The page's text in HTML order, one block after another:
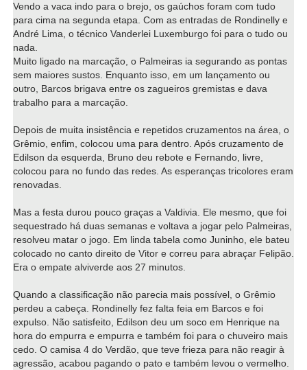
Vendo a vaca indo para o brejo, os gaúchos foram com tudo
para cima na segunda etapa. Com as entradas de Rondinelly e
André Lima, o técnico Vanderlei Luxemburgo foi para o tudo ou
nada.
Muito ligado na marcação, o Palmeiras ia segurando as pontas
sem maiores sustos. Enquanto isso, em um lançamento ou
outro, Barcos brigava entre os zagueiros gremistas e dava
trabalho para a marcação.
Depois de muita insistência e repetidos cruzamentos na área, o
Grêmio, enfim, colocou uma para dentro. Após cruzamento de
Edilson da esquerda, Bruno deu rebote e Fernando, livre,
colocou para no fundo das redes. As esperanças tricolores eram
renovadas.
Mas a festa durou pouco graças a Valdivia. Ele mesmo, que foi
sequestrado há duas semanas e voltava a jogar pelo Palmeiras,
resolveu matar o jogo. Em linda tabela como Juninho, ele bateu
colocado no canto direito de Vitor e correu para abraçar Felipão.
Era o empate alviverde aos 27 minutos.
Quando a classificação não parecia mais possível, o Grêmio
perdeu a cabeça. Rondinelly fez falta feia em Barcos e foi
expulso. Não satisfeito, Edilson deu um soco em Henrique na
hora do empurra e empurra e também foi para o chuveiro mais
cedo. O camisa 4 do Verdão, que teve frieza para não reagir à
agressão, acabou pagando o pato e também levou o vermelho.